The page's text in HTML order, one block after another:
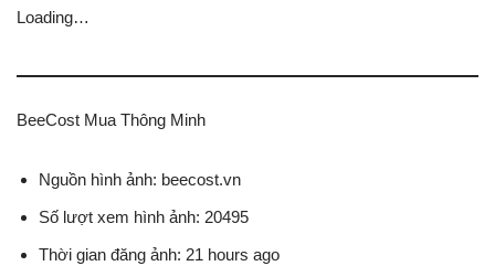
Loading…
BeeCost Mua Thông Minh
Nguồn hình ảnh: beecost.vn
Số lượt xem hình ảnh: 20495
Thời gian đăng ảnh: 21 hours ago